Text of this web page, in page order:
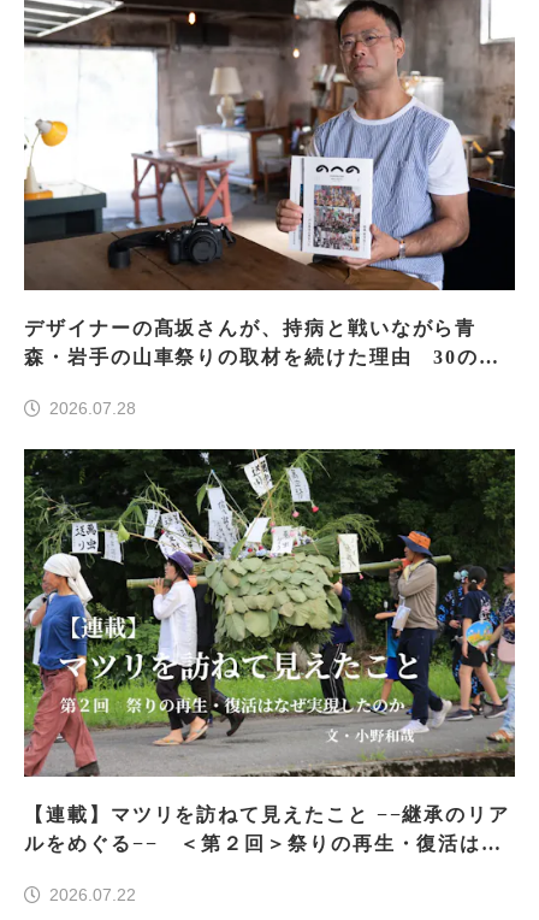
デザイナーの髙坂さんが、持病と戦いながら青
森・岩手の山車祭りの取材を続けた理由 30の山
2026.07.28
【連載】マツリを訪ねて見えたこと −−継承のリア
ルをめぐる−− ＜第２回＞祭りの再生・復活はな
2026.07.22